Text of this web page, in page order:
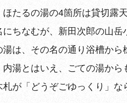
ほたるの湯の4箇所は貸切露
にちなむが、新田次郎の山岳
湯は、その名の通り浴槽か
内湯とはいえ、ごての湯か
札が「どうぞごゆっくり」な